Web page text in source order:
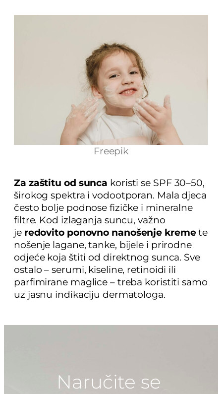
Freepik
Za zaštitu od sunca koristi se SPF 30–50,
širokog spektra i vodootporan. Mala djeca
često bolje podnose fizičke i mineralne
filtre. Kod izlaganja suncu, važno
je redovito ponovno nanošenje kremete
nošenje lagane, tanke, bijele i prirodne
odjeće koja štiti od direktnog sunca. Sve
ostalo – serumi, kiseline, retinoidi ili
parfimirane maglice – treba koristiti samo
uz jasnu indikaciju dermatologa.
Naručite se